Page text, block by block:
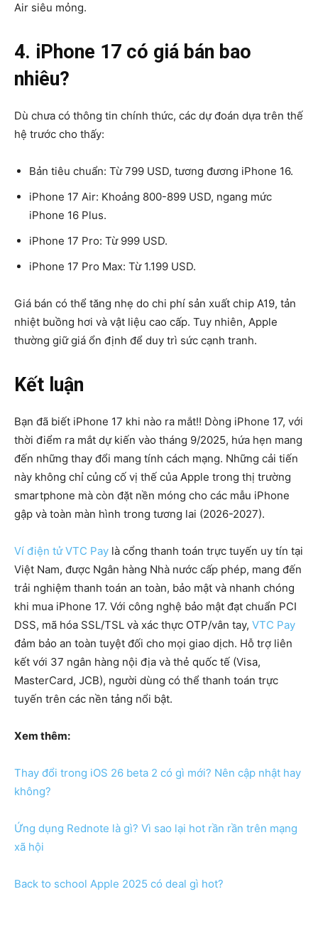
Air siêu mỏng.
4. iPhone 17 có giá bán bao
nhiêu?
Dù chưa có thông tin chính thức, các dự đoán dựa trên thế
hệ trước cho thấy:
Bản tiêu chuẩn: Từ799 USD, tương đương iPhone 16.
iPhone 17 Air: Khoảng 800-899 USD, ngang mức
iPhone 16 Plus.
iPhone 17 Pro: Từ 999 USD.
iPhone 17 Pro Max: Từ 1.199 USD.
Giá bán có thể tăng nhẹ do chi phí sản xuất chip A19, tản
nhiệt buồng hơi và vật liệu cao cấp. Tuy nhiên, Apple
thường giữ giá ổn định để duy trì sức cạnh tranh.
Kết luận
Bạn đã biết iPhone 17 khi nào ra mắt!! Dòng iPhone 17, với
thời điểm ra mắt dự kiến vào tháng 9/2025, hứa hẹn mang
đến những thay đổi mang tính cách mạng. Những cải tiến
này không chỉ củng cố vị thế của Apple trong thị trường
smartphone mà còn đặt nền móng cho các mẫu iPhone
gập và toàn màn hình trong tương lai (2026-2027).
Ví điện tử VTC Pay là cổng thanh toán trực tuyến uy tín tại
Việt Nam, được Ngân hàng Nhà nước cấp phép, mang đến
trải nghiệm thanh toán an toàn, bảo mật và nhanh chóng
khi mua iPhone 17. Với công nghệ bảo mật đạt chuẩn PCI
DSS, mã hóa SSL/TSL và xác thực OTP/vân tay, VTC Pay
đảm bảo an toàn tuyệt đối cho mọi giao dịch. Hỗ trợ liên
kết với 37 ngân hàng nội địa và thẻ quốc tế (Visa,
MasterCard, JCB), người dùng có thể thanh toán trực
tuyến trên các nền tảng nổi bật.
Xem thêm:
Thay đổi trong iOS 26 beta 2 có gì mới? Nên cập nhật hay
không?
Ứng dụng Rednote là gì? Vì sao lại hot rần rần trên mạng
xã hội
Back to school Apple 2025 có deal gì hot?